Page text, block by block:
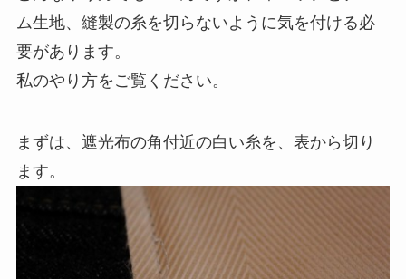
ム生地、縫製の糸を切らないように気を付ける必
要があります。
私のやり方をご覧ください。
まずは、遮光布の角付近の白い糸を、表から切り
ます。